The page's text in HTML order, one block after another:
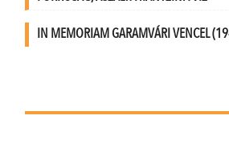
IN MEMORIAM GARAMVÁRI VENCEL